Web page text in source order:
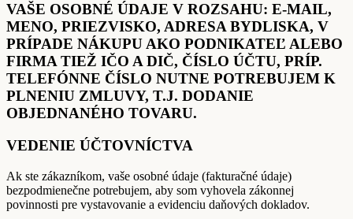
VAŠE OSOBNÉ ÚDAJE V ROZSAHU: E-MAIL,
MENO, PRIEZVISKO, ADRESA BYDLISKA, V
PRÍPADE NÁKUPU AKO PODNIKATEĽ ALEBO
FIRMA TIEŽ IČO A DIČ, ČÍSLO ÚČTU, PRÍP.
TELEFÓNNE ČÍSLO NUTNE POTREBUJEM K
PLNENIU ZMLUVY, T.J. DODANIE
OBJEDNANÉHO TOVARU.
VEDENIE ÚČTOVNÍCTVA
Ak ste zákazníkom, vaše osobné údaje (fakturačné údaje)
bezpodmienečne potrebujem, aby som vyhovela zákonnej
povinnosti pre vystavovanie a evidenciu daňových dokladov.